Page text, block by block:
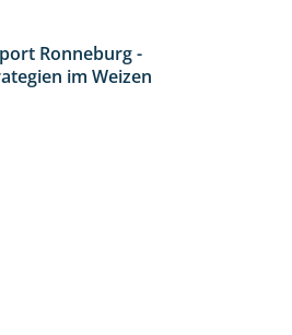
Ronneburg -
im Weizen